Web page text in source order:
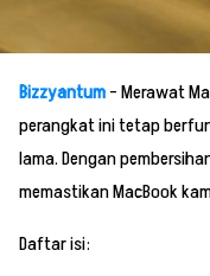
Bizzyantum– Merawat
perangkat ini tetap
lama. Dengan
memastikan MacBook
Daftar isi: